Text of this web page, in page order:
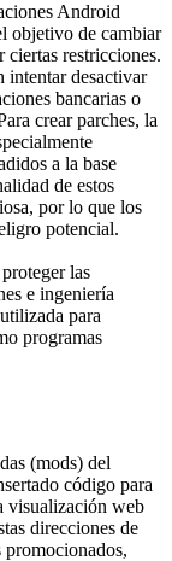
Android
objetivo de cambiar
restricciones.
intentar desactivar
bancarias o
crear parches, la
a la base
de estos
por lo que los
potencial.
las
e ingeniería
para
programas
(mods) del
código para
visualización web
direcciones de
promocionados,